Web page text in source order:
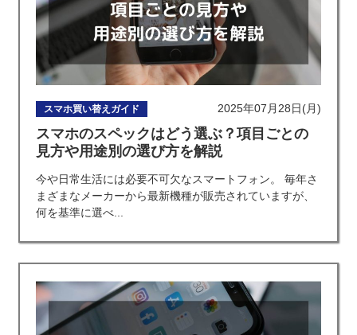
スマホ買い替えガイド 2025年07月28日(月)
スマホのスペックはどう選ぶ？項目ごとの
見方や用途別の選び方を解説
今や日常生活には必要不可欠なスマートフォン。 毎年さ
まざまなメーカーから最新機種が販売されていますが、
何を基準に選べ...